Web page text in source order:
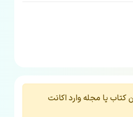
کتاب یا مجله وارد اکانت